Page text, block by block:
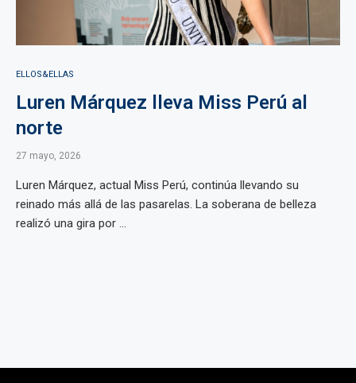
ELLOS&ELLAS
Luren Márquez lleva Miss Perú al
norte
27 mayo, 2026
Luren Márquez, actual Miss Perú, continúa llevando su
reinado más allá de las pasarelas. La soberana de belleza
realizó una gira por ...